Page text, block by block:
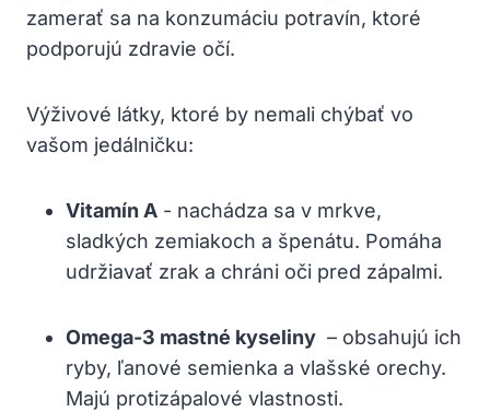
zamerať ​sa na konzumáciu ‍potravín,‌ ktoré‍
podporujú zdravie očí.
Výživové⁣ látky, ktoré by nemali chýbať vo
vašom jedálničku:
Vitamín A ⁣- nachádza sa v mrkve,
sladkých zemiakoch​ a špenátu. Pomáha
udržiavať ⁣zrak⁢ a chráni oči pred zápalmi.
Omega-3 mastné⁤ kyseliny ⁢ – obsahujú ich
ryby, ​ľanové ⁢semienka⁢ a vlašské orechy.
Majú protizápalové vlastnosti.